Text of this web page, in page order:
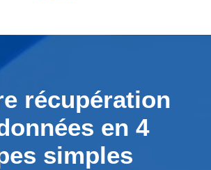
récupération
en 4
simples